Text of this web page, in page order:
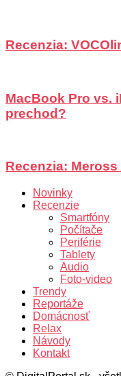
Recenzia:
MacBook Pro vs.
prechod?
Recenzia:
Novinky
Recenzie
Smartfóny
Počítače
Periférie
Tablety
Audio
Foto-video
Trendy
Reportáže
Domácnosť
Relax
Návody
Kontakt